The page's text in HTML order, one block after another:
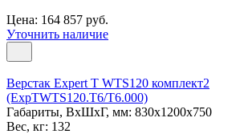
Цена: 164 857 руб.
Уточнить наличие
Верстак Expert T WTS120 комплект2
(ExpTWTS120.T6/T6.000)
Габариты, ВxШxГ, мм: 830x1200x750
Вес, кг: 132